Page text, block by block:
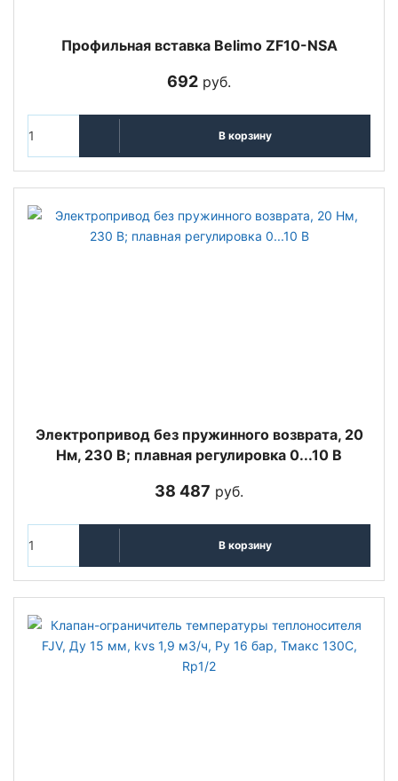
Профильная вставка Belimo ZF10-NSA
692 руб.
В корзину
Электропривод без пружинного возврата, 20
Нм, 230 В; плавная регулировка 0...10 В
38 487 руб.
В корзину